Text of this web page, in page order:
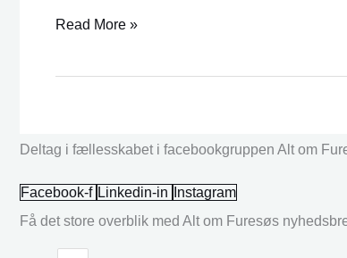
Read More »
Deltag i fællesskabet i facebookgruppen Alt om
Facebook-f Linkedin-in
Instagram
Få det store overblik med Alt om Furesøs